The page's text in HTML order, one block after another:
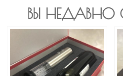
ВЫ НЕДАВНО